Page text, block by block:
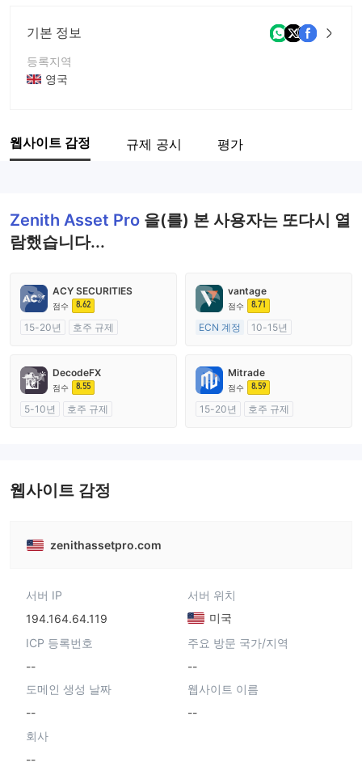
기본 정보
등록지역
영국
회사 전체 이름
웹사이트 감정 규제 공시 평가
Zenith Asset Pro 을(를) 본 사용자는 또다시 열
람했습니다...
ACY SECURITIES
점수 8.62
15-20년
호주 규제
마스터 레이블 MT4
vantage
점수 8.71
ECN 계정
10-15년
외환 거래 라이선스 (MM)
마스터 레이블 MT4
DecodeFX
점수 8.55
5-10년
호주 규제
Mitrade
점수 8.59
15-20년
호주 규제
웹사이트 감정
zenithassetpro.com
서버 IP
194.164.64.119
서버 위치
미국
ICP 등록번호
--
주요 방문 국가/지역
--
도메인 생성 날짜
--
웹사이트 이름
--
회사
--